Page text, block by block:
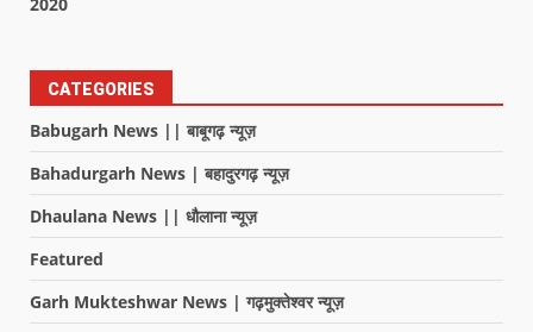
CATEGORIES
Babugarh News || बाबूगढ़ न्यूज़
Bahadurgarh News | बहादुरगढ़ न्यूज़
Dhaulana News || धौलाना न्यूज़
Featured
Garh Mukteshwar News | गढ़मुक्तेश्वर न्यूज़